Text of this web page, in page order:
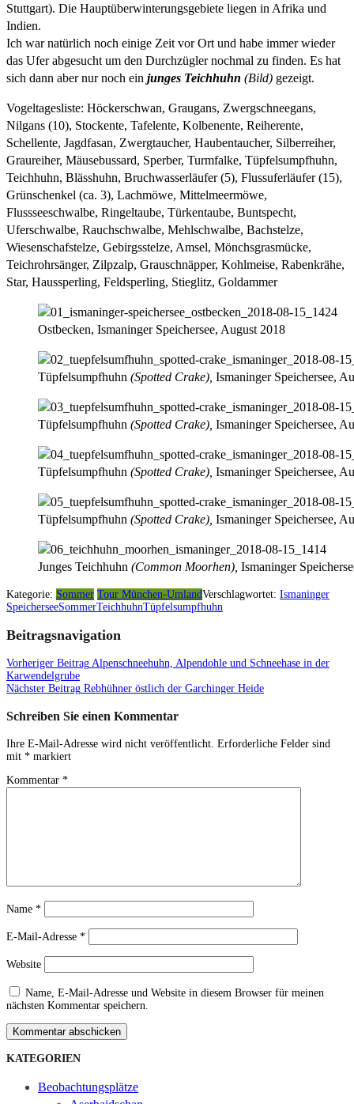
Stuttgart). Die Hauptüberwinterungsgebiete liegen in Afrika und
Indien.
Ich war natürlich noch einige Zeit vor Ort und habe immer wieder
das Ufer abgesucht um den Durchzügler nochmal zu finden. Es hat
sich dann aber nur noch ein junges Teichhuhn (Bild) gezeigt.
Vogeltagesliste: Höckerschwan, Graugans, Zwergschneegans,
Nilgans (10), Stockente, Tafelente, Kolbenente, Reiherente,
Schellente, Jagdfasan, Zwergtaucher, Haubentaucher, Silberreiher,
Graureiher, Mäusebussard, Sperber, Turmfalke, Tüpfelsumpfhuhn,
Teichhuhn, Blässhuhn, Bruchwasserläufer (5), Flussuferläufer (15),
Grünschenkel (ca. 3), Lachmöwe, Mittelmeermöwe,
Flussseeschwalbe, Ringeltaube, Türkentaube, Buntspecht,
Uferschwalbe, Rauchschwalbe, Mehlschwalbe, Bachstelze,
Wiesenschafstelze, Gebirgsstelze, Amsel, Mönchsgrasmücke,
Teichrohrsänger, Zilpzalp, Grauschnäpper, Kohlmeise, Rabenkrähe,
Star, Haussperling, Feldsperling, Stieglitz, Goldammer
Ostbecken, Ismaninger Speichersee, August 2018
Tüpfelsumpfhuhn (Spotted Crake), Ismaninger Speichersee,
Tüpfelsumpfhuhn (Spotted Crake), Ismaninger Speichersee,
Tüpfelsumpfhuhn (Spotted Crake), Ismaninger Speichersee,
Tüpfelsumpfhuhn (Spotted Crake), Ismaninger Speichersee,
Junges Teichhuhn (Common Moorhen), Ismaninger
Kategorie: Sommer Tour München-UmlandVerschlagwortet: Ismaninger
SpeicherseeSommerTeichhuhnTüpfelsumpfhuhn
Beitragsnavigation
Vorheriger Beitrag Alpenschneehuhn, Alpendohle und Schneehase in der
Karwendelgrube
Nächster Beitrag Rebhühner östlich der Garchinger Heide
Schreiben Sie einen Kommentar
Ihre E-Mail-Adresse wird nicht veröffentlicht. Erforderliche Felder sind
mit * markiert
Kommentar *
Name *
E-Mail-Adresse *
Website
Name, E-Mail-Adresse und Website in diesem Browser für meinen
nächsten Kommentar speichern.
Kommentar abschicken
KATEGORIEN
Beobachtungsplätze